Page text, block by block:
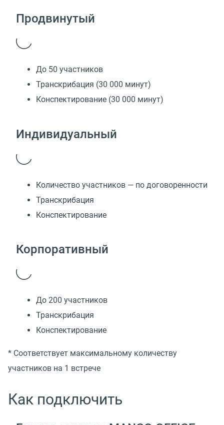
Продвинутый
До 50 участников
Транскрибация (30 000 минут)
Конспектирование (30 000 минут)
Индивидуальный
Количество участников — по договоренности
Транскрибация
Конспектирование
Корпоративный
До 200 участников
Транскрибация
Конспектирование
* Соответствует максимальному количеству
участников на 1 встрече
Как подключить